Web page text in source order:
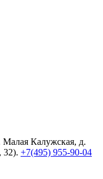
Малая Калужская, д.
32). +7(495) 955-90-04